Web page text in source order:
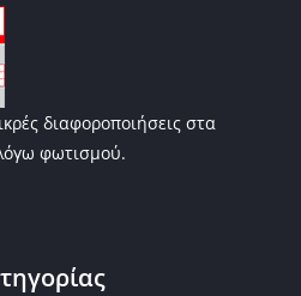
διαφοροποιήσεις στα
φωτισμού.